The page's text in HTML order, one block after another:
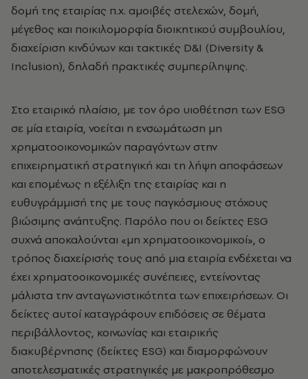
δομή της εταιρίας π.χ. αμοιβές στελεχών, δομή,
μέγεθος και ποικιλομορφία διοικητικού συμβουλίου,
διαχείριση κινδύνων και τακτικές D&I (Diversity &
Inclusion), δηλαδή πρακτικές συμπερίληψης.
Στο εταιρικό πλαίσιο, με τον όρο υιοθέτηση των ESG
σε μία εταιρία, νοείται η ενσωμάτωση μη
χρηματοοικονομικών παραγόντων στην
επιχειρηματική στρατηγική και τη λήψη αποφάσεων
και επομένως η εξέλιξη της εταιρίας και η
ευθυγράμμισή της με τους παγκόσμιους στόχους
βιώσιμης ανάπτυξης. Παρόλο που οι δείκτες ESG
συχνά αποκαλούνται «μη χρηματοοικονομικοί», ο
τρόπος διαχείρισής τους από μια εταιρία ενδέχεται να
έχει χρηματοοικονομικές συνέπειες, εντείνοντας
μάλιστα την ανταγωνιστικότητα των επιχειρήσεων. Οι
δείκτες αυτοί καταγράφουν επιδόσεις σε θέματα
περιβάλλοντος, κοινωνίας και εταιρικής
διακυβέρνησης (δείκτες ESG) και διαμορφώνουν
αποτελεσματικές στρατηγικές με μακροπρόθεσμο